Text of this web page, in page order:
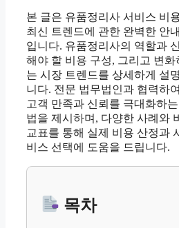
본 글은 유품정리사 서비스 비
최신 트렌드에 관한 완벽한 안
입니다. 유품정리사의 역할과
해야 할 비용 구성, 그리고 변화
는 시장 트렌드를 상세하게 설
니다. 전문 법무법인과 협력하여
고객 만족과 신뢰를 극대화하
법을 제시하며, 다양한 사례와 비
교표를 통해 실제 비용 산정과
비스 선택에 도움을 드립니다.
목차